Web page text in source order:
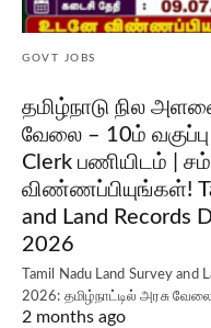
GOVT JOBS
தமிழ்நாடு நில
வேலை – 10ம்
Clerk பணியிடம் |
விண்ணப்பியுங்கள்!
and Land Records
2026
Tamil Nadu Land Survey
2026: தமிழ்நாட்டில் அரசு
2 months ago